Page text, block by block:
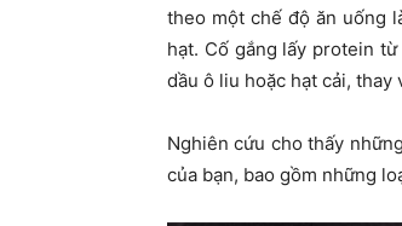
theo một chế độ ăn uống
hạt. Cố gắng lấy protein
dầu ô liu hoặc hạt cải, thay
Nghiên cứu cho thấy
của bạn, bao gồm những